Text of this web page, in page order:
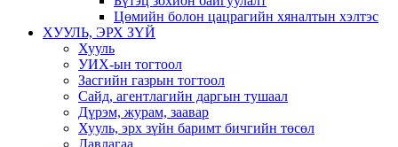
Цөмийн болон цацрагийн хяналтын хэлтэс
ХУУЛЬ, ЭРХ ЗҮЙ
Хууль
УИХ-ын тогтоол
Засгийн газрын тогтоол
Сайд, агентлагийн даргын тушаал
Дүрэм, журам, заавар
Хууль, эрх зүйн баримт бичгийн төсөл
Лавлагаа